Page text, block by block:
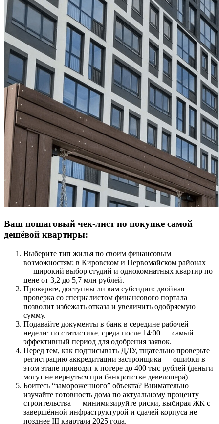
Ваш пошаговый чек-лист по покупке самой
дешёвой квартиры:
Выберите тип жилья по своим финансовым
возможностям: в Кировском и Первомайском районах
— широкий выбор студий и однокомнатных квартир по
цене от 3,2 до 5,7 млн рублей.
Проверьте, доступны ли вам субсидии: двойная
проверка со специалистом финансового портала
позволит избежать отказа и увеличить одобряемую
сумму.
Подавайте документы в банк в середине рабочей
недели: по статистике, среда после 14:00 — самый
эффективный период для одобрения заявок.
Перед тем, как подписывать ДДУ, тщательно проверьте
регистрацию аккредитации застройщика — ошибки в
этом этапе приводят к потере до 400 тыс рублей (деньги
могут не вернуться при банкротстве девелопера).
Боитесь “замороженного” объекта? Внимательно
изучайте готовность дома по актуальному проценту
строительства — минимизируйте риски, выбирая ЖК с
завершённой инфраструктурой и сдачей корпуса не
позднее III квартала 2025 года.